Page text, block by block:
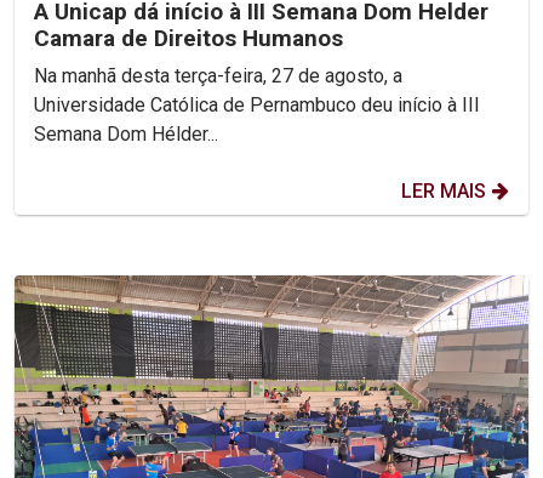
A Unicap dá início à III Semana Dom Helder
Camara de Direitos Humanos
Na manhã desta terça-feira, 27 de agosto, a
Universidade Católica de Pernambuco deu início à III
Semana Dom Hélder...
LER MAIS